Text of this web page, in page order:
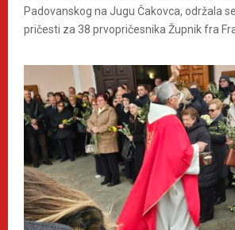
Padovanskog na Jugu Čakovca, održala
pričesti za 38 prvopričesnika Župnik fra